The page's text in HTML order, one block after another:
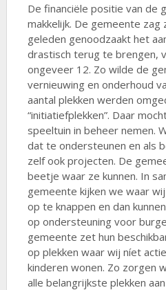
De financiële positie van de
makkelijk. De gemeente zag
geleden genoodzaakt het
drastisch terug te brengen,
ongeveer 12. Zo wilde de
vernieuwing en onderhoud
aantal plekken werden
“initiatiefplekken”. Daar
speeltuin in beheer nemen.
dat te ondersteunen en als
zelf ook projecten. De
beetje waar ze kunnen. In
gemeente kijken we waar
op te knappen en dan
op ondersteuning voor
gemeente zet hun
op plekken waar wij níet
kinderen wonen. Zo zorgen
alle belangrijkste plekken